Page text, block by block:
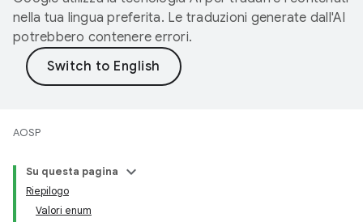
nella tua lingua preferita. Le traduzioni generate dall'AI
potrebbero contenere errori.
AOSP
Su questa pagina
Riepilogo
Valori enum